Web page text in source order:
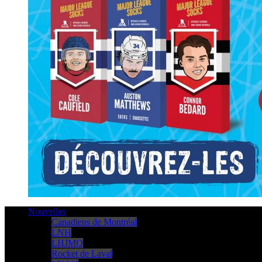
Nouvelles
Canadiens de Montréal
LNH
LHJMQ
Rocket de Laval